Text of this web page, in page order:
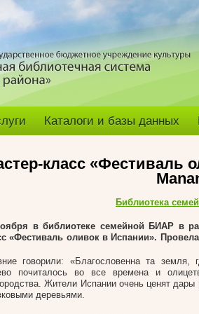
Каталоги и базы данных
класс «Фестиваль
Библиотека
в библиотеке семейной БИАР в
«Фестиваль оливок в Испании».
говорили: «Благословенна та земля,
почиталось во все времена и
Жители Испании очень ценят
деревьями.